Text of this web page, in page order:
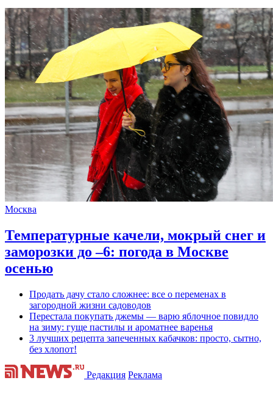
Москва
Температурные качели, мокрый снег и
заморозки до –6: погода в Москве
осенью
Продать дачу стало сложнее: все о переменах в
загородной жизни садоводов
Перестала покупать джемы — варю яблочное повидло
на зиму: гуще пастилы и ароматнее варенья
3 лучших рецепта запеченных кабачков: просто, сытно,
без хлопот!
Редакция Реклама